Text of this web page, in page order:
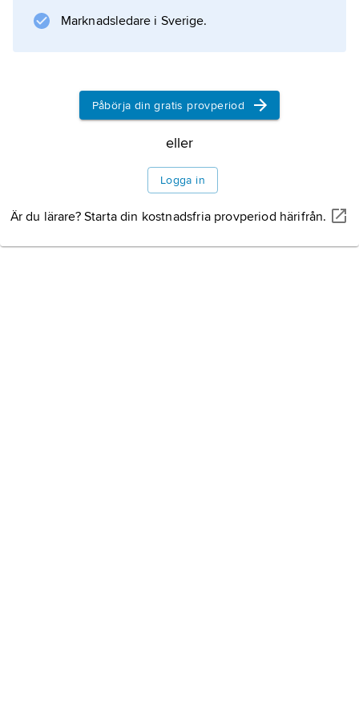
Marknadsledare i Sverige.
Påbörja din gratis provperiod
eller
Logga in
Är du lärare? Starta din kostnadsfria provperiod härifrån.